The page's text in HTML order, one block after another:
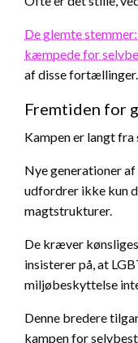
De glemte
kæmpede for
af disse fortællinger.
Fremtiden for
Kampen er langt fra
Nye generationer
udfordrer ikke kun
magtstrukturer.
De kræver
insisterer på, at
miljøbeskyttelse
Denne bredere
kampen for